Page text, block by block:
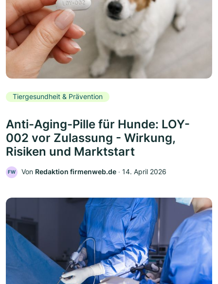
Tiergesundheit & Prävention
Anti-Aging-Pille für Hunde: LOY-
002 vor Zulassung - Wirkung,
Risiken und Marktstart
FW Von Redaktion firmenweb.de ‧ 14. April 2026